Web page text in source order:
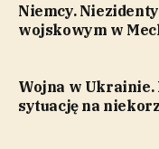
Niemcy.
wojskowym w
Wojna w Ukrainie.
sytuację na